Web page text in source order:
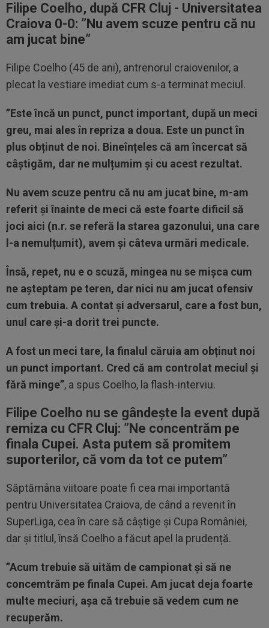
Filipe Coelho, după CFR Cluj - Universitatea
Craiova 0-0: ”Nu avem scuze pentru că nu
am jucat bine”
Filipe Coelho (45 de ani), antrenorul craiovenilor, a
plecat la vestiare imediat cum s-a terminat meciul.
”Este încă un punct, punct important, după un meci
greu, mai ales în repriza a doua. Este un punct în
plus obținut de noi. Bineînțeles că am încercat să
câștigăm, dar ne mulțumim și cu acest rezultat.
Nu avem scuze pentru că nu am jucat bine, m-am
referit și înainte de meci că este foarte dificil să
joci aici (n.r. se referă la starea gazonului, una care
l-a nemulțumit), avem și câteva urmări medicale.
Însă, repet, nu e o scuză, mingea nu se mișca cum
ne așteptam pe teren, dar nici nu am jucat ofensiv
cum trebuia. A contat și adversarul, care a fost bun,
unul care și-a dorit trei puncte.
A fost un meci tare, la finalul căruia am obținut noi
un punct important. Cred că am controlat meciul și
fără minge”, a spus Coelho, la flash-interviu.
Filipe Coelho nu se gândește la event după
remiza cu CFR Cluj: ”Ne concentrăm pe
finala Cupei. Asta putem să promitem
suporterilor, că vom da tot ce putem”
Săptămâna viitoare poate fi cea mai importantă
pentru Universitatea Craiova, de când a revenit în
SuperLiga, cea în care să câștige și Cupa României,
dar și titlul, însă Coelho a făcut apel la prudență.
”Acum trebuie să uităm de campionat și să ne
concemtrăm pe finala Cupei. Am jucat deja foarte
multe meciuri, așa că trebuie să vedem cum ne
recuperăm.